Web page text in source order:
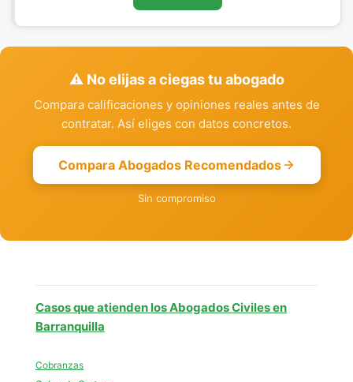
⚠️ No elijas a ciegas tu abogado
Compara calificaciones y opiniones reales antes de
contratar. Así eliges con datos concretos.
Compara Abogados Recomendados
Sin compromiso
Casos que atienden los Abogados Civiles en
Barranquilla
Cobranzas